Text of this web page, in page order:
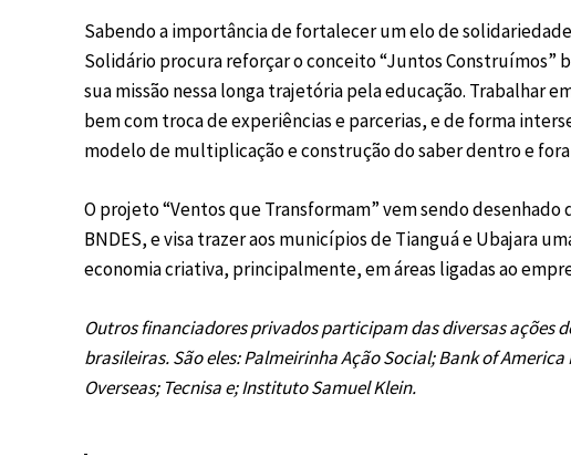
Sabendo a importância de fortalecer um elo de
Solidário procura reforçar o conceito “Juntos Construímos”
sua missão nessa longa trajetória pela educação. Trabalhar
bem com troca de experiências e parcerias, e de forma
modelo de multiplicação e construção do saber dentro e
O projeto “Ventos que Transformam” vem sendo desenhado
BNDES, e visa trazer aos municípios de Tianguá e Ubajara
economia criativa, principalmente, em áreas ligadas ao
Outros financiadores privados participam das diversas ações
brasileiras. São eles: Palmeirinha Ação Social; Bank of
Overseas; Tecnisa e; Instituto Samuel Klein.